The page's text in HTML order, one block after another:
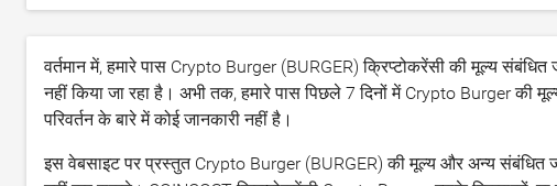
वर्तमान में, हमारे पास Crypto Burger (BURGER) क्रिप्टोकरेंसी की मूल्य संबंधित
नहीं किया जा रहा है। अभी तक, हमारे पास पिछले 7 दिनों में Crypto Burger की
परिवर्तन के बारे में कोई जानकारी नहीं है।
इस वेबसाइट पर प्रस्तुत Crypto Burger (BURGER) की मूल्य और अन्य संबंधित